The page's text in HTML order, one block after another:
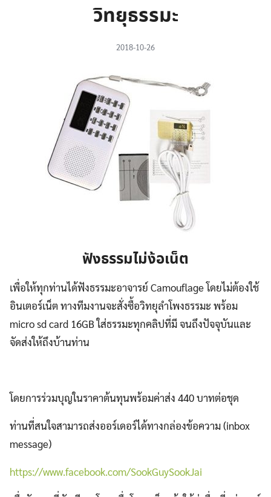
วิทยุธรรมะ
2018-10-26
ฟังธรรมไม่ง้อเน็ต
เพื่อให้ทุกท่านได้ฟังธรรมะอาจารย์ Camouflage โดยไม่ต้องใช้
อินเตอร์เน็ต ทางทีมงานจะสั่งซื้อวิทยุลำโพงธรรมะ พร้อม
micro sd card 16GB ใส่ธรรมะทุกคลิปที่มี จนถึงปัจจุบันและ
จัดส่งให้ถึงบ้านท่าน
โดยการร่วมบุญในราคาต้นทุนพร้อมค่าส่ง 440 บาทต่อชุด
ท่านที่สนใจสามารถส่งออร์เดอร์ได้ทางกล่องข้อความ (inbox
message)
https://www.facebook.com/SookGuySookJai